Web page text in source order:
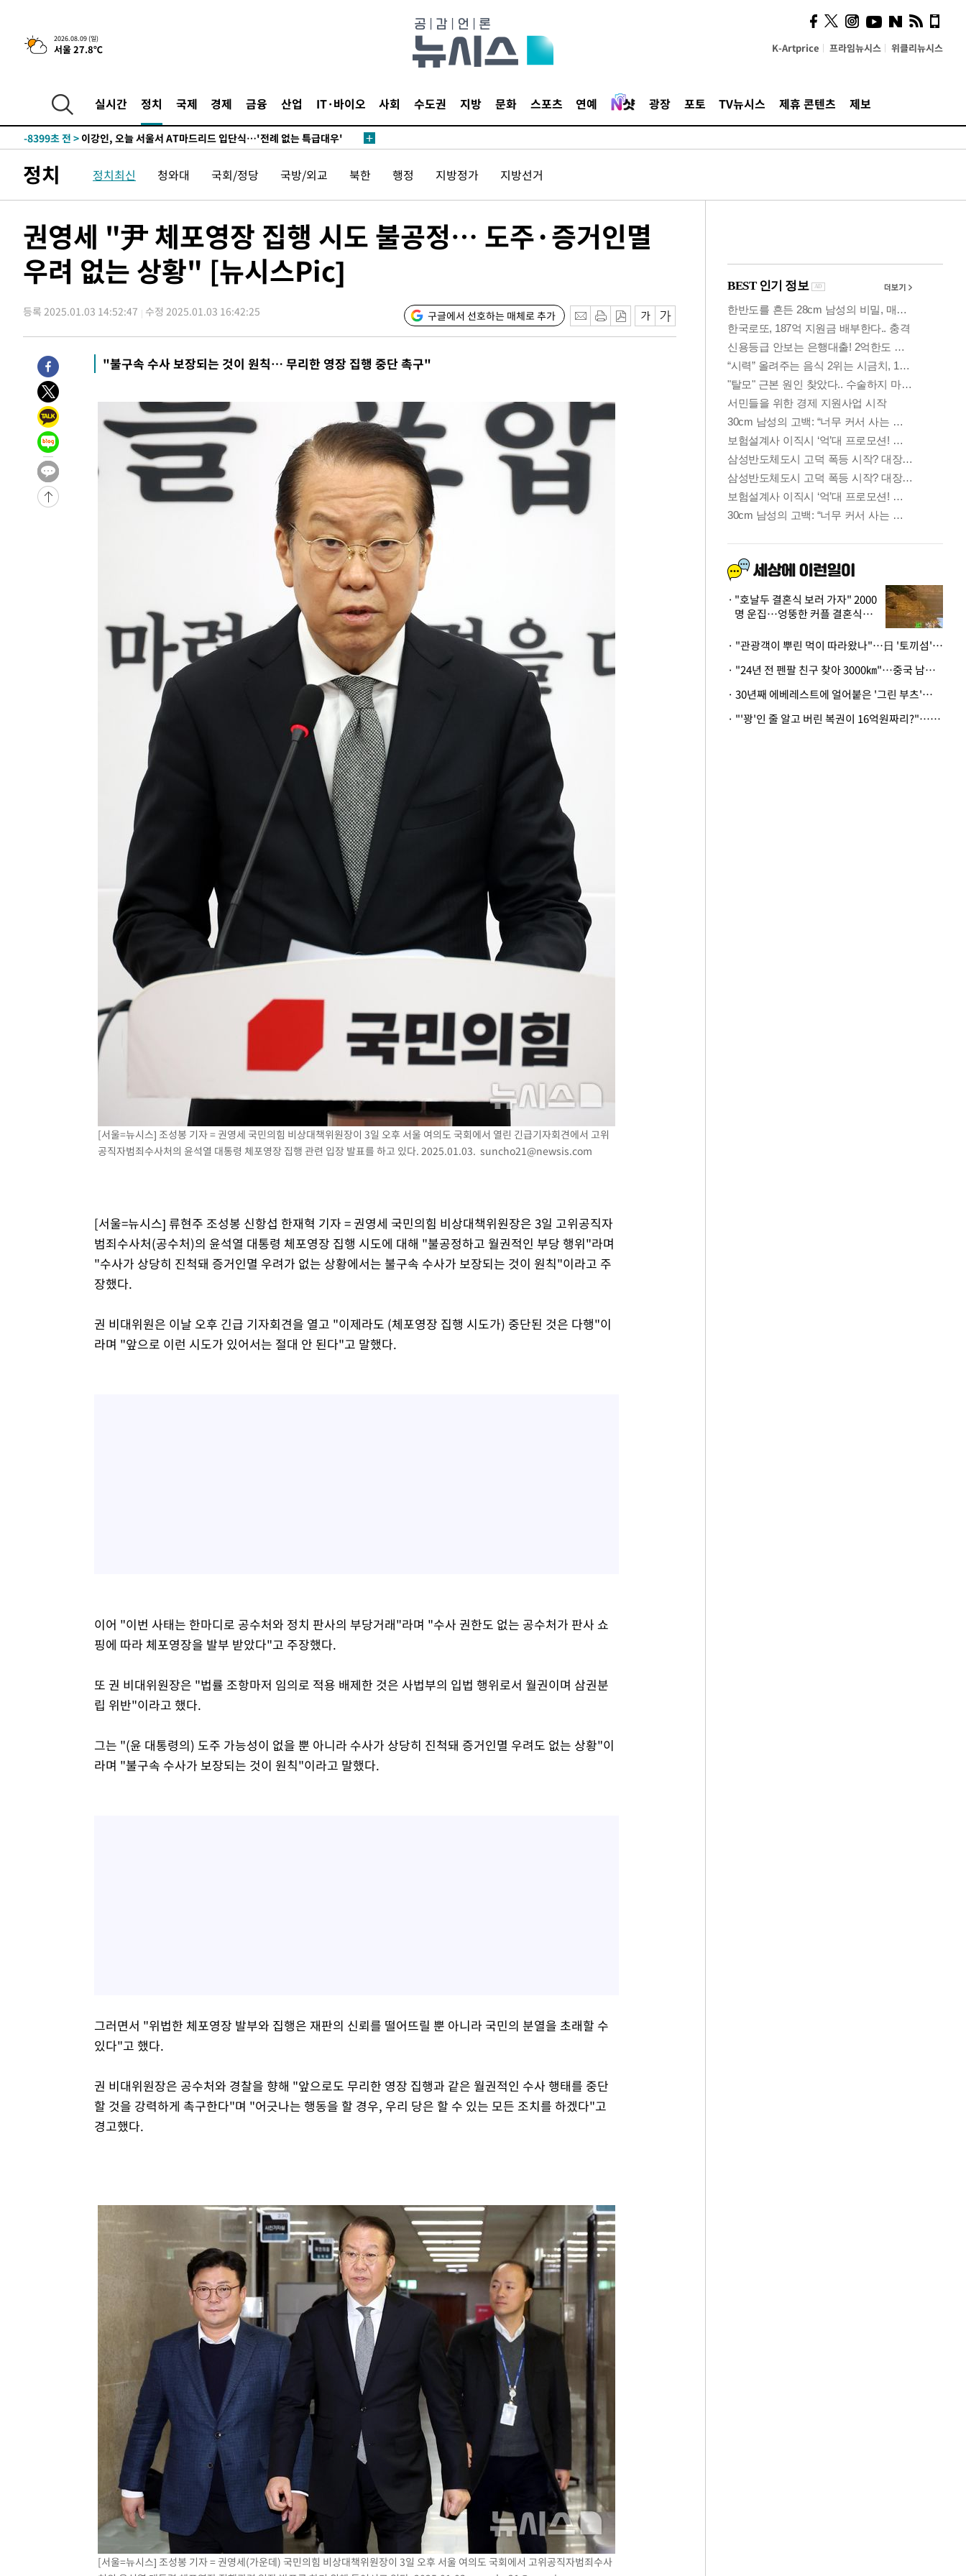
2026.08.09 (일)
서울 27.8℃ K-Artprice 프라임뉴시스 위클리뉴시스
실시간 정치 국제 경제 금융 산업 IT·바이오 사회 수도권 지방 문화 스포츠 연예 광장 포토 TV뉴시스 제휴 콘텐츠 제보
-15083초 전 >[속보]장은수, KLPGA 제주삼다수 역전 우승…데뷔 10년 차에 첫
정상
-10448초 전 > "얼마나 더웠으면"…안동 물길공원서 헤엄친 구렁이 '소동'
-9647초 전 >
'2경기 연속 침묵' 손흥민, 톨루카전 68분만 뛰고 슈팅 0개
-8399초 전 >
1시간 전 >'여긴 20도, 저긴 50도'…열화상 카메라로 본 폭염 저감시설 '온도차'
3시간 전 >
튀르키예 외무장관, "메카 3국 방위협정은 이란이 목표 아냐 " 밝혀
4시간 전 >이군이 불법 군시설 건설한 레바논 남부에서 레바논군 3명 폭발로 부상
-30911초 전 >이강인 ATM 입단식에 '상암벌 들썩'…"세계적인 선수 되길"
-29907초 전 >태풍 돌핀, 중 저장성 타이저우시 해안에 상륙 (1보)
-27253초 전 >
AT마드리드 데뷔 앞둔 이강인, 맨시티전 선발 대신 '벤치 시작'
44.40%
-25217초 전 >與 강원·TK 당원투표 합산 김민석 46.01%로 승리…정청래
44.53%
-25057초 전 >[속보]與전대 권리당원투표…강원·경북 김민석, 대구 정청래 승리
-24864초 전 >
[속보]與 당대표 경선, 경북 권리당원 투표 김민석 47.37%·정청래
45.71%
-24766초 전 >
46.35%
-24563초 전 >
[속보]與 당대표 경선, 강원 권리당원 투표 김민석 승리…50.30%
득표
-22481초 전 >
"일본축구협회, 대한축구협회 성 접대 의혹 심판 조사"
-15123초 전 >
[속보]장은수, KLPGA 제주삼다수 역전 우승…데뷔 10년 차에 첫
-10488초 전 >
"얼마나 더웠으면"…안동 물길공원서 헤엄친 구렁이 '소동'
-10415초 전 >
손흥민, 68분 뛰고 2경기 침묵…LAFC, 톨루카에 1-0 승리(종합)
-9687초 전 >
'2경기 연속 침묵' 손흥민, 톨루카전 68분만 뛰고 슈팅 0개
이강인, 오늘 서울서 AT마드리드 입단식…'전례 없는 특급대우'
'여긴 20도, 저긴 50도'…열화상 카메라로 본 폭염 저감시설 '온도차'
콜롬비아 신임 우파 대통령 취임 하루만에 차량폭탄 폭발 사건
튀르키예 외무장관, "메카 3국 방위협정은 이란이 목표 아냐 " 밝혀
이군이 불법 군시설 건설한 레바논 남부에서 레바논군 3명 폭발로 부상
[속보]美중부 사령관, 이스라엘 긴급방문 다중화된 전선 상황 논의
정치 정치최신 청와대 국회/정당 국방/외교 북한 행정 지방정가 지방선거
권영세 "尹 체포영장 집행 시도 불공정… 도주·증거인멸
우려 없는 상황" [뉴시스Pic]
등록 2025.01.03 14:52:47 수정 2025.01.03 16:42:25 구글에서 선호하는 매체로 추가
"불구속 수사 보장되는 것이 원칙… 무리한 영장 집행 중단 촉구"
[서울=뉴시스] 조성봉 기자 = 권영세 국민의힘 비상대책위원장이 3일 오후 서울 여의도 국회에서 열린 긴급기자회견에서 고위
공직자범죄수사처의 윤석열 대통령 체포영장 집행 관련 입장 발표를 하고 있다. 2025.01.03. suncho21@newsis.com
[서울=뉴시스] 류현주 조성봉 신항섭 한재혁 기자 = 권영세 국민의힘 비상대책위원장은 3일 고위공직자
범죄수사처(공수처)의 윤석열 대통령 체포영장 집행 시도에 대해 "불공정하고 월권적인 부당 행위"라며
"수사가 상당히 진척돼 증거인멸 우려가 없는 상황에서는 불구속 수사가 보장되는 것이 원칙"이라고 주
장했다.
권 비대위원은 이날 오후 긴급 기자회견을 열고 "이제라도 (체포영장 집행 시도가) 중단된 것은 다행"이
라며 "앞으로 이런 시도가 있어서는 절대 안 된다"고 말했다.
이어 "이번 사태는 한마디로 공수처와 정치 판사의 부당거래"라며 "수사 권한도 없는 공수처가 판사 쇼
핑에 따라 체포영장을 발부 받았다"고 주장했다.
또 권 비대위원장은 "법률 조항마저 임의로 적용 배제한 것은 사법부의 입법 행위로서 월권이며 삼권분
립 위반"이라고 했다.
그는 "(윤 대통령의) 도주 가능성이 없을 뿐 아니라 수사가 상당히 진척돼 증거인멸 우려도 없는 상황"이
라며 "불구속 수사가 보장되는 것이 원칙"이라고 말했다.
그러면서 "위법한 체포영장 발부와 집행은 재판의 신뢰를 떨어뜨릴 뿐 아니라 국민의 분열을 초래할 수
있다"고 했다.
권 비대위원장은 공수처와 경찰을 향해 "앞으로도 무리한 영장 집행과 같은 월권적인 수사 행태를 중단
할 것을 강력하게 촉구한다"며 "어긋나는 행동을 할 경우, 우리 당은 할 수 있는 모든 조치를 하겠다"고
경고했다.
[서울=뉴시스] 조성봉 기자 = 권영세(가운데) 국민의힘 비상대책위원장이 3일 오후 서울 여의도 국회에서 고위공직자범죄수사
사이 해답 찾았죠"…알을
깨고 나온 '초자아'
"호날두 결혼식 보러 가자" 2000
명 운집…엉뚱한 커플 결혼식에
· "관광객이 뿌린 먹이 따라왔나"…日 '토끼섬' 멧돼지, 토끼까지 사냥
· "24년 전 펜팔 친구 찾아 3000㎞"…중국 남성 사연에 '뭉클'
· 30년째 에베레스트에 얼어붙은 '그린 부츠'…드디어 가족 품으로
· "'꽝'인 줄 알고 버린 복권이 16억원짜리?"…극적으로 되찾은 사연